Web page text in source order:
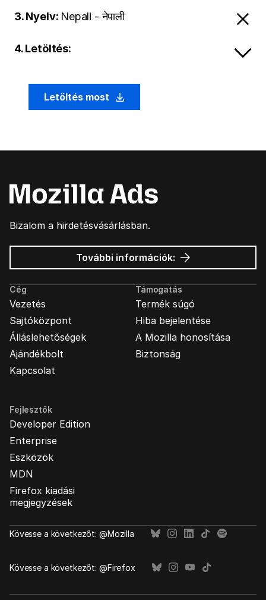
3. Nyelv: Nepali - नेपाली
4. Letöltés:
Letöltés most
Bizalom a hirdetésvásárlásban.
További információk: Mozilla
hirdetések
Cég
Vezetés
Sajtóközpont
Álláslehetőségek
Ajándékbolt
Kapcsolat
Támogatás
Termék súgó
Hiba bejelentése
A Mozilla honosítása
Biztonság
Fejlesztők
Developer Edition
Enterprise
Eszközök
MDN
Firefox kiadási
megjegyzések
Kövesse a következőt: @Mozilla
Kövesse a következőt: @Firefox